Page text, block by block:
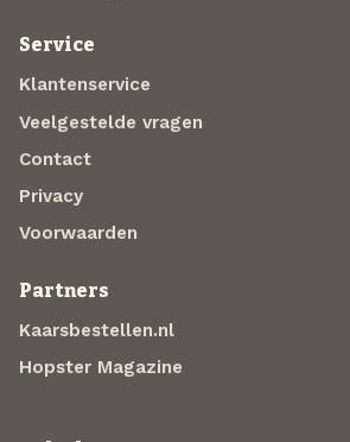
Service
Klantenservice
Veelgestelde vragen
Contact
Privacy
Voorwaarden
Partners
Kaarsbestellen.nl
Hopster Magazine